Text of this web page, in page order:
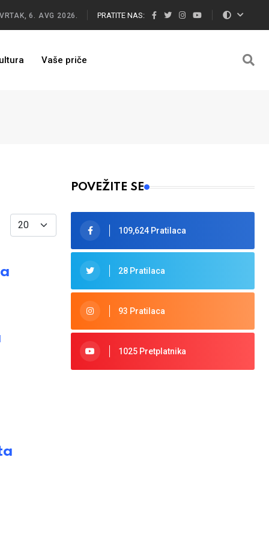
6. AVG 2026. PRATITE NAS:
Vaše priče
Display #
POVEŽITE SE
109,624 Pratilaca
28 Pratilaca
93 Pratilaca
1025 Pretplatnika